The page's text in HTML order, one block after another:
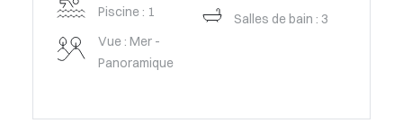
Piscine : 1
Vue : Mer -
Panoramique
Salles de bain : 3